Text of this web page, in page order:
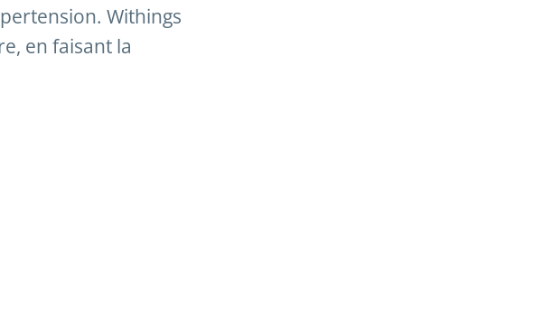
Withings
en faisant la